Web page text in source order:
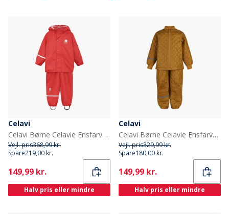
Celavi
Celavi Børne Celavie Ensfarvet PU Basis Regntøjs Sæt Baked Apple
Vejl. pris368,99 kr.
Spare219,00 kr.
Current
149,99 kr.
Halv pris eller mindre
Celavi
Celavi Børne Celavie Ensfarvet Basis Termosæt Buckthorn Brown
Vejl. pris329,99 kr.
Spare180,00 kr.
Current
149,99 kr.
Halv pris eller mindre